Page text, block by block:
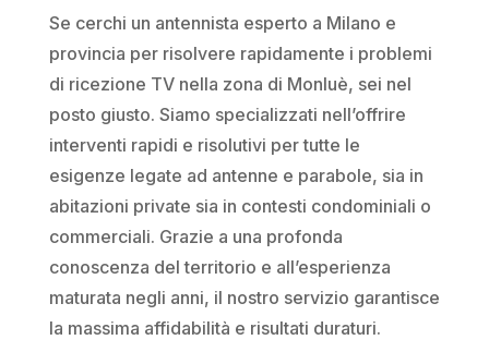
Se cerchi un antennista esperto a Milano e
provincia per risolvere rapidamente i problemi
di ricezione TV nella zona di Monluè, sei nel
posto giusto. Siamo specializzati nell’offrire
interventi rapidi e risolutivi per tutte le
esigenze legate ad antenne e parabole, sia in
abitazioni private sia in contesti condominiali o
commerciali. Grazie a una profonda
conoscenza del territorio e all’esperienza
maturata negli anni, il nostro servizio garantisce
la massima affidabilità e risultati duraturi.